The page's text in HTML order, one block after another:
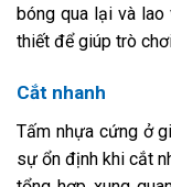
bóng qua lại và
thiết để giúp trò
Cắt nhanh
Tấm nhựa cứng ở
sự ổn định khi cắt